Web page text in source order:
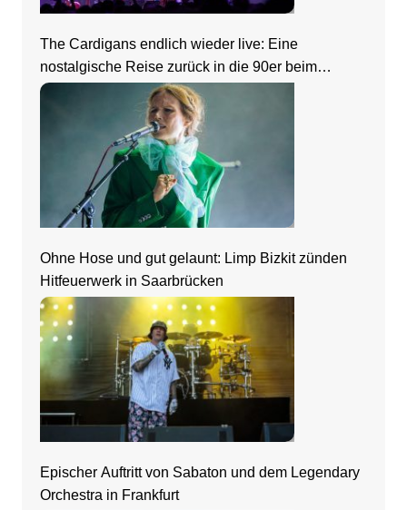
The Cardigans endlich wieder live: Eine
nostalgische Reise zurück in die 90er beim
Zeltfestival Rhein-Neckar
Ohne Hose und gut gelaunt: Limp Bizkit zünden
Hitfeuerwerk in Saarbrücken
Epischer Auftritt von Sabaton und dem Legendary
Orchestra in Frankfurt